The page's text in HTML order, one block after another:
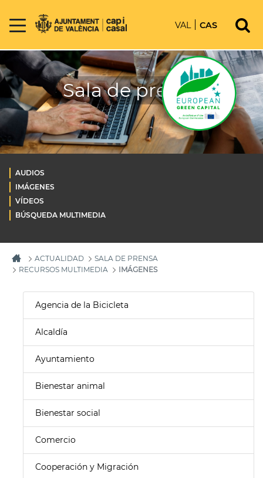
VAL CAS
Sala de prensa
AUDIOS
IMÁGENES
VÍDEOS
BÚSQUEDA MULTIMEDIA
ACTUALIDAD
SALA DE PRENSA
RECURSOS MULTIMEDIA
IMÁGENES
Agencia de la Bicicleta
Alcaldía
Ayuntamiento
Bienestar animal
Bienestar social
Comercio
Cooperación y Migración